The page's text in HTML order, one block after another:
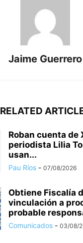
Jaime Guerrero
RELATED
Roban cuenta de
periodista Lilia
usan...
Pau Ríos - 07/08/2026
Obtiene Fiscalía
vinculación a
probable
Comunicados - 03/08/